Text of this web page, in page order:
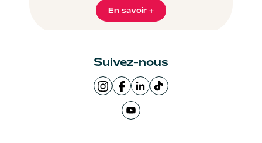
En savoir +
Suivez-nous
Page
Instagram
Page
Facebook
Ville
LinkedIn
la
Logo
Page